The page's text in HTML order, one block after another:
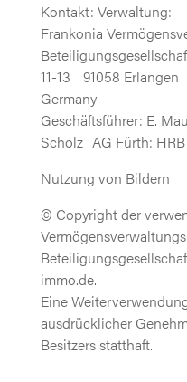
Kontakt: Verwaltung:
Frankonia
11-13 91058 Erlangen
Germany
Geschäftsführer: E.
Scholz AG Fürth:
Nutzung von Bildern
© Copyright der
immo.de.
Eine
ausdrücklicher
Besitzers statthaft.